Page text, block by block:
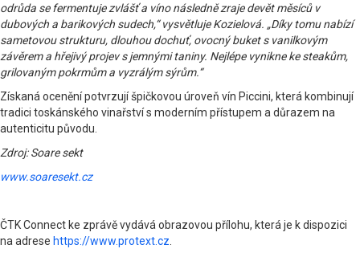
odrůda se fermentuje zvlášť a víno následně zraje devět měsíců v
dubových a barikových sudech,“ vysvětluje Kozielová. „Díky tomu nabízí
sametovou strukturu, dlouhou dochuť, ovocný buket s vanilkovým
závěrem a hřejivý projev s jemnými taniny. Nejlépe vynikne ke steakům,
grilovaným pokrmům a vyzrálým sýrům.“
Získaná ocenění potvrzují špičkovou úroveň vín Piccini, která kombinují
tradici toskánského vinařství s moderním přístupem a důrazem na
autenticitu původu.
Zdroj: Soare sekt
www.soaresekt.cz
ČTK Connect ke zprávě vydává obrazovou přílohu, která je k dispozici
na adrese https://www.protext.cz.